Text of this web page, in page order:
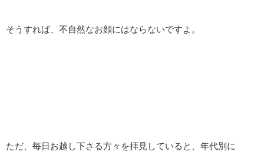
そうすれば、不自然なお顔にはならないですよ。
ただ、毎日お越し下さる方々を拝見していると、年代別に